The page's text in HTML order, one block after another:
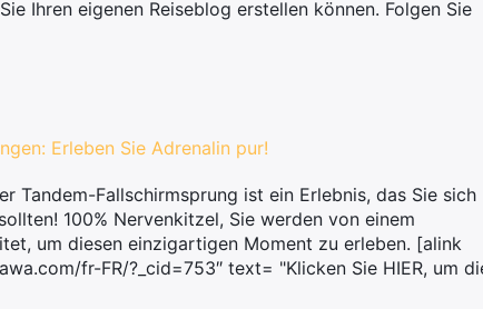
Ihren eigenen Reiseblog erstellen können. Folgen Sie
Erleben Sie Adrenalin pur!
Tandem-Fallschirmsprung ist ein Erlebnis, das Sie sich
100% Nervenkitzel, Sie werden von einem
um diesen einzigartigen Moment zu erleben. [alink
fr-FR/?_cid=753″ text= "Klicken Sie HIER, um